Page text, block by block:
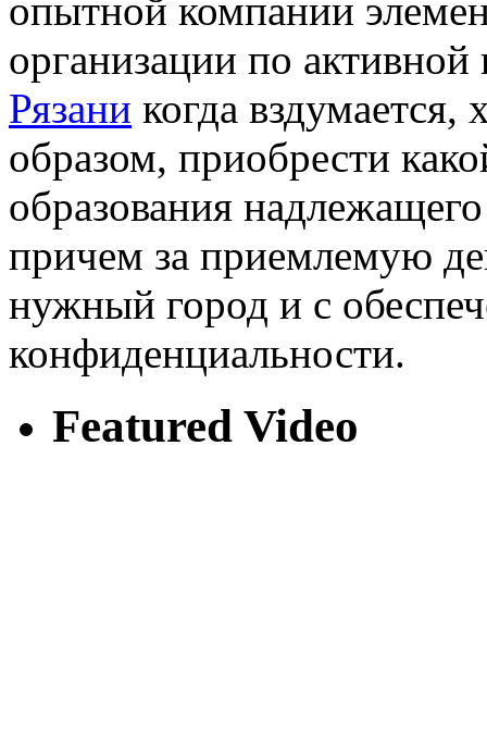
опытной компании
организации по
Рязани когда
образом, приобрести
образования надлежащего
причем за приемлемую
нужный город и с
конфиденциальности.
Featured Video